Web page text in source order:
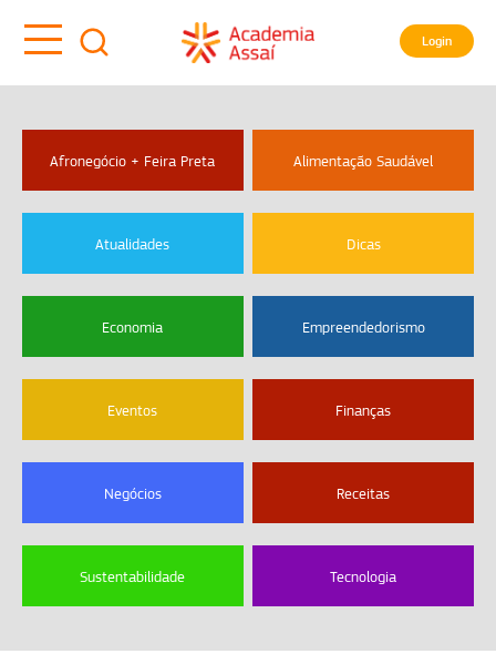
Login
Afronegócio + Feira Preta Alimentação Saudável
Atualidades Dicas
Economia Empreendedorismo
Eventos Finanças
Negócios Receitas
Sustentabilidade Tecnologia